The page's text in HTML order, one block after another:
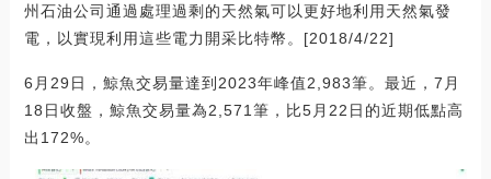
州石油公司通過處理過剩的天然氣可以更好地利用天然氣發
電，以實現利用這些電力開采比特幣。[2018/4/22]
6月29日，鯨魚交易量達到2023年峰值2,983筆。最近，7月
18日收盤，鯨魚交易量為2,571筆，比5月22日的近期低點高
出172%。